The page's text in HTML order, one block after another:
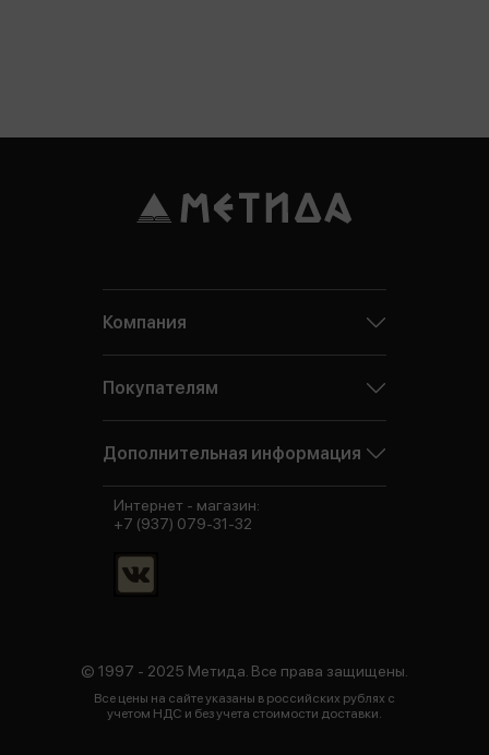
Компания
Покупателям
Дополнительная информация
© 1997 - 2025 Метида. Все права защищены.
Все цены на сайте указаны в российских рублях с
учетом НДС и без учета стоимости доставки.
Интернет - магазин:
+7 (937) 079-31-32